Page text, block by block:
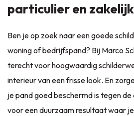
particulier en zakelijk
Ben je op zoek naar een goede
woning of bedrijfspand? Bij Marco
terecht voor hoogwaardig
interieur van een frisse look. En
je pand goed beschermd is tegen
voor een duurzaam resultaat waar